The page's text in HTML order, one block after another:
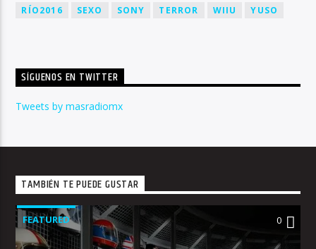
RÍO2016
SEXO SONY TERROR WIIU YUSO
SÍGUENOS EN TWITTER
Tweets by masradiomx
TAMBIÉN TE PUEDE GUSTAR
FEATURED 0